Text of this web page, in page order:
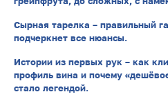
Сырная тарелка – правильный
подчеркнет все нюансы.
Истории из первых рук – как
профиль вина и почему
стало легендой.